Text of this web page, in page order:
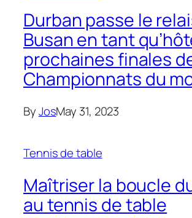
Durban passe le
Busan en tant
prochaines finales
Championnats du
ByJosMay 31, 2023
Tennis de table
Maîtriser la boucle
au tennis de table